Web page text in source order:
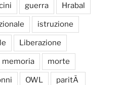
guerra Hrabal
istruzione
Liberazione
memoria morte
OWL paritÃ